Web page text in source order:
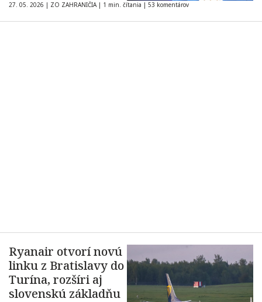
27. 05. 2026 | ZO ZAHRANIČIA | 1 min. čítania | 53 komentárov
Ryanair otvorí novú
linku z Bratislavy do
Turína, rozšíri aj
slovenskú základňu